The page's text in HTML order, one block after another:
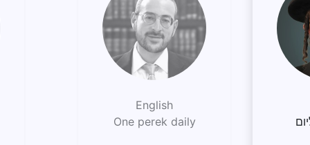
English
One perek daily